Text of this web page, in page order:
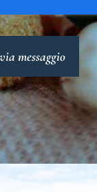
messaggio